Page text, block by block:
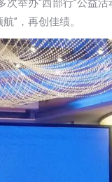
举办“西部行”公益活
”，再创佳绩。